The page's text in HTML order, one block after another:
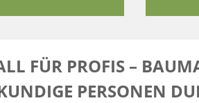
FÜR PROFIS –
PERSONEN